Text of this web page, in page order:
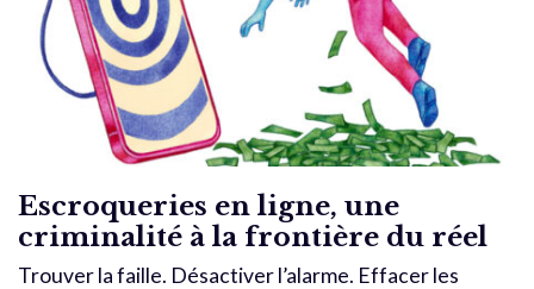
Escroqueries en ligne, une
criminalité à la frontière du réel
Trouver la faille. Désactiver l’alarme. Effacer les